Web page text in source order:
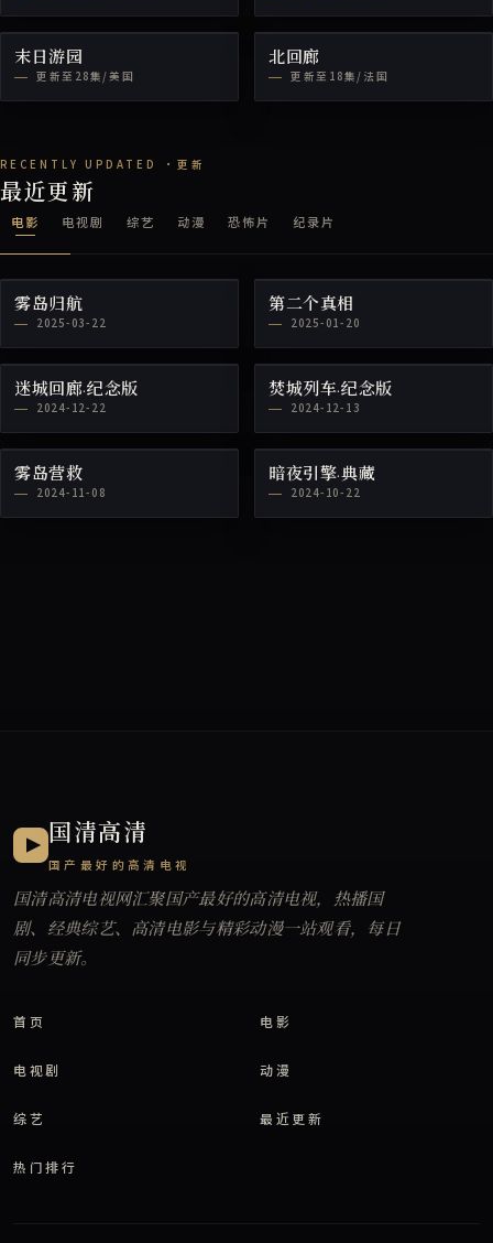
末日游园
更新至28集/美国
北回廊
更新至18集/法国
最近更新
电影 电视剧 综艺 动漫 恐怖片 纪录片
雾岛归航
2025-03-22
第二个真相
2025-01-20
迷城回廊·纪念版
2024-12-22
焚城列车·纪念版
2024-12-13
雾岛营救
2024-11-08
暗夜引擎·典藏
2024-10-22
国清高清
国产最好的高清电视
国清高清电视网汇聚国产最好的高清电视，热播国
剧、经典综艺、高清电影与精彩动漫一站观看，每日
同步更新。
首页 电影
电视剧 动漫
综艺 最近更新
热门排行